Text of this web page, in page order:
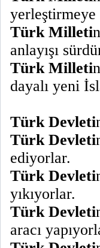
yerleştirmeye
Türk Milleti
anlayışı
Türk Milleti
dayalı yeni
Türk Devleti
Türk Devleti
ediyorlar.
Türk Devleti
yıkıyorlar.
Türk Devleti
aracı